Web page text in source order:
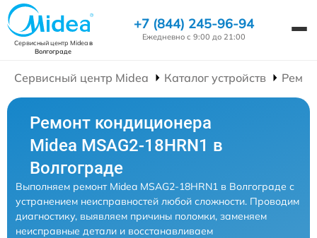
Сервисный центр Mideaв
Волгограде
+7 (844) 245-96-94
Ежедневно с 9:00 до 21:00
Сервисный центр Midea Каталог устройств
Ремонт кондиционера
Midea MSAG2-18HRN1 в
Волгограде
Выполняем ремонт Midea MSAG2-18HRN1 в Волгограде с
устранением неисправностей любой сложности. Проводим
диагностику, выявляем причины поломки, заменяем
неисправные детали и восстанавливаем